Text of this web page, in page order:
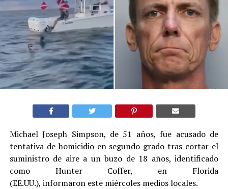
Michael Joseph Simpson, de 51 años, fue acusado de
tentativa de homicidio en segundo grado tras cortar el
suministro de aire a un buzo de 18 años, identificado
como Hunter Coffer, en Florida
(EE.UU.), informaron este miércoles medios locales.